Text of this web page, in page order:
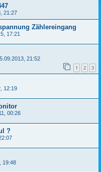
21:27
Zählereingang
17:21
21:52
1 2 3
12:19
00:26
?
19:48